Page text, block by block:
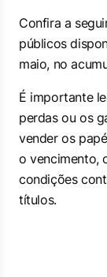
Confira a
públicos
maio, no
É importante
perdas ou os
vender os
o vencimento,
condições
títulos.